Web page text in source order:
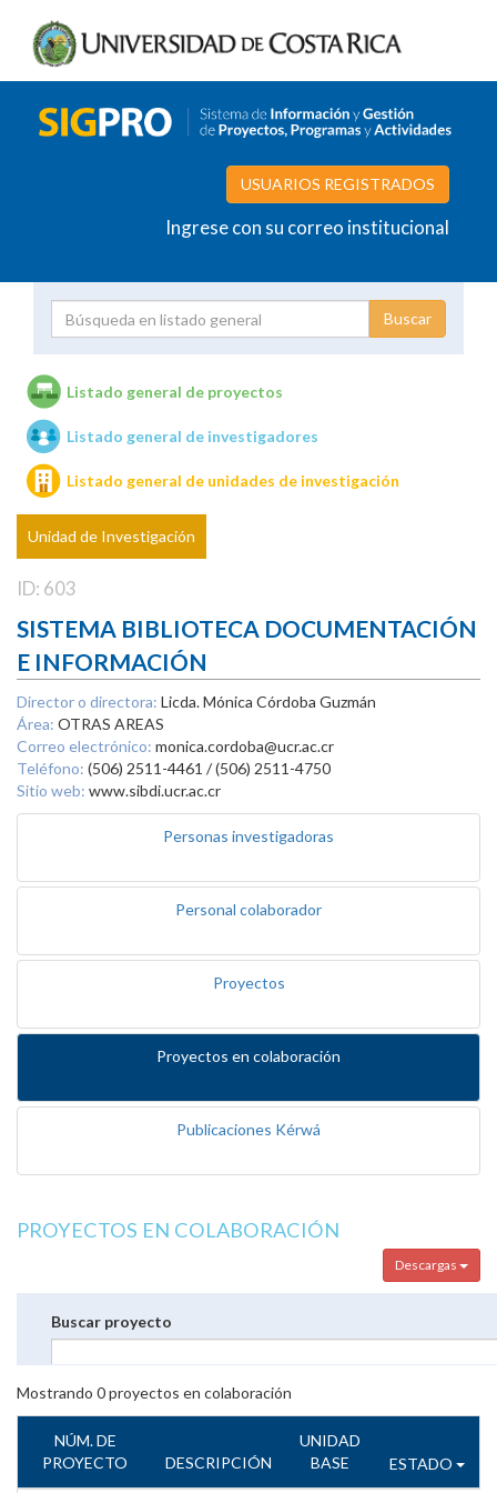
USUARIOS REGISTRADOS
Ingrese con su correo institucional
Unidades de investigación
Listado general de proyectos
Listado general de investigadores
Listado general de unidades de investigación
Unidad de Investigación
ID: 603
SISTEMA BIBLIOTECA DOCUMENTACIÓN
E INFORMACIÓN
Director o directora: Licda. Mónica Córdoba Guzmán
Área: OTRAS AREAS
Correo electrónico: monica.cordoba@ucr.ac.cr
Teléfono: (506) 2511-4461 / (506) 2511-4750
Sitio web: www.sibdi.ucr.ac.cr
Personas investigadoras
Personal colaborador
Proyectos
Proyectos en colaboración
Publicaciones Kérwá
PROYECTOS EN COLABORACIÓN
Descargas
Buscar proyecto
Mostrando 0proyectos en colaboración
NÚM. DE
PROYECTO
DESCRIPCIÓN
UNIDAD
BASE
ESTADO